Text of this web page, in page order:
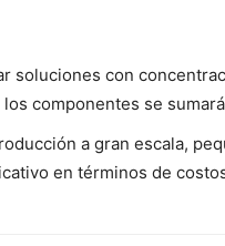
soluciones con
componentes se
a gran escala,
en términos de